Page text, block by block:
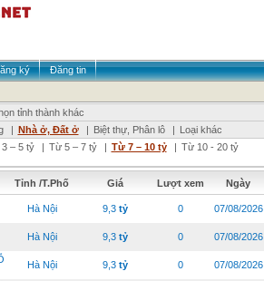
ký
Đăng tin
tỉnh thành khác
| Nhà ở, Đất ở | Biệt thự, Phân lô | Loại khác
– 5 tỷ | Từ 5 – 7 tỷ | Từ 7 – 10 tỷ | Từ 10 - 20 tỷ
Tỉnh /T.Phố Giá Lượt xem Ngày
Hà Nội 9,3 tỷ 0 07/08/2026
Hà Nội 9,3 tỷ 0 07/08/2026
Hà Nội 9,3 tỷ 0 07/08/2026